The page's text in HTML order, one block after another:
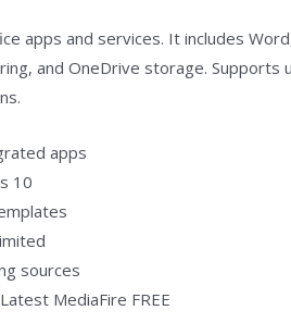
apps and services. It includes
and OneDrive storage. Supports
apps
10
sources
MediaFire FREE